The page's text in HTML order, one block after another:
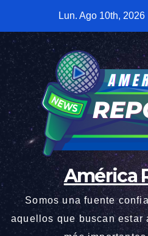
contenido
Lun. Ago 10th, 2026
América
Somos una fuente
aquellos que buscan estar